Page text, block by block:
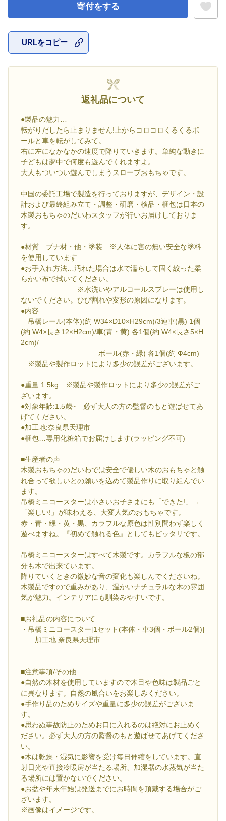
寄付をする
URLをコピー
返礼品について
●製品の魅力…
転がりだしたら止まりません!上からコロコロくるくるボ
ールと車を転がしてみて。
右に左になかなかの速度で降りていきます。単純な動きに
子どもは夢中で何度も遊んでくれますよ。
大人もついつい遊んでしまうスロープおもちゃです。
中国の委託工場で製造を行っておりますが、デザイン・設
計および最終組み立て・調整・研磨・検品・梱包は日本の
木製おもちゃのだいわスタッフが行いお届けしておりま
す。
●材質…ブナ材・他・塗装 ※人体に害の無い安全な塗料
を使用しています
●お手入れ方法…汚れた場合は水で濡らして固く絞った柔
らかい布で拭いてください。
※水洗いやアルコールスプレーは使用し
ないでください。ひび割れや変形の原因になります。
●内容…
吊橋レール(本体)(約 W34×D10×H29cm)/3連車(黒) 1個
(約 W4×長さ12×H2cm)/車(青・黄) 各1個(約 W4×長さ5×H
2cm)/
ボール(赤・緑) 各1個(約 Ф4cm)
※製品や製作ロットにより多少の誤差がございます。
●重量:1.5kg ※製品や製作ロットにより多少の誤差がご
ざいます。
●対象年齢:1.5歳~ 必ず大人の方の監督のもと遊ばせてあ
げてください。
●加工地:奈良県天理市
●梱包…専用化粧箱でお届けします(ラッピング不可)
■生産者の声
木製おもちゃのだいわでは安全で優しい木のおもちゃと触
れ合って欲しいとの願いを込めて製品作りに取り組んでい
ます。
吊橋ミニコースターは小さいお子さまにも「できた!」→
「楽しい!」が味わえる、大変人気のおもちゃです。
赤・青・緑・黄・黒、カラフルな原色は性別問わず楽しく
遊べますね。『初めて触れる色』としてもピッタリです。
吊橋ミニコースターはすべて木製です。カラフルな板の部
分も木で出来ています。
降りていくときの微妙な音の変化も楽しんでくださいね。
木製品ですので重みがあり、温かいナチュラルな木の雰囲
気が魅力。インテリアにも馴染みやすいです。
■お礼品の内容について
・吊橋ミニコースター[1セット(本体・車3個・ボール2個)]
加工地:奈良県天理市
■注意事項/その他
●自然の木材を使用していますので木目や色味は製品ごと
に異なります。自然の風合いをお楽しみください。
●手作り品のためサイズや重量に多少の誤差がございま
す。
●思わぬ事故防止のためお口に入れるのは絶対にお止めく
ださい。必ず大人の方の監督のもと遊ばせてあげてくださ
い。
●木は乾燥・湿気に影響を受け毎日伸縮をしています。直
射日光や直接冷暖房が当たる場所、加湿器の水蒸気が当た
る場所には置かないでください。
●お盆や年末年始は発送までにお時間を頂戴する場合がご
ざいます。
※画像はイメージです。